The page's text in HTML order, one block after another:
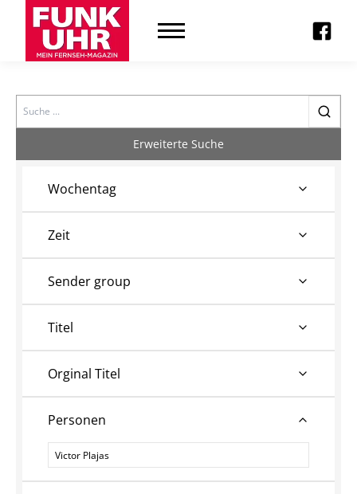
Search
Erweiterte Suche
Wochentag
Zeit
Sender group
Titel
Orginal Titel
Personen
Personen